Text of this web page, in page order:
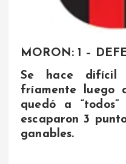
MORON: 1 –
Se hace difícil
fríamente luego
quedó a
escaparon 3
ganables.